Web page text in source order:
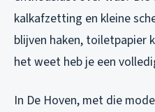
kalkafzetting en kleine
blijven haken, toiletpapier
het weet heb je een
In De Hoven, met die